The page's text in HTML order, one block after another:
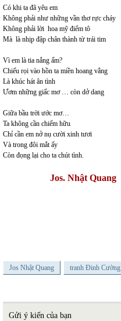
Có khi ta đã yêu em
Không phải như những vần thơ rực cháy
Không phải lời hoa mỹ điểm tô
Mà là nhịp đập chân thành từ trái tim
Vì em là tia nắng ấm?
Chiếu rọi vào hồn ta miền hoang vắng
Là khúc hát ân tình
Ươm những giấc mơ … còn dở dang
Giữa bầu trời ước mơ…
Ta không cần chiếm hữu
Chỉ cần em nở nụ cười xinh tươi
Và trong đôi mắt ấy
Còn đọng lại cho ta chút tình.
Jos. Nhật Quang
Jos Nhật Quang tranh Đinh Cường
Gửi ý kiến của bạn